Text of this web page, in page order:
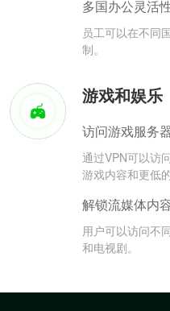
多国办公灵活
员工可以在不同
制。
游戏和娱乐
访问游戏服务
通过VPN可以访
游戏内容和更低
解锁流媒体内
用户可以访问不
和电视剧。